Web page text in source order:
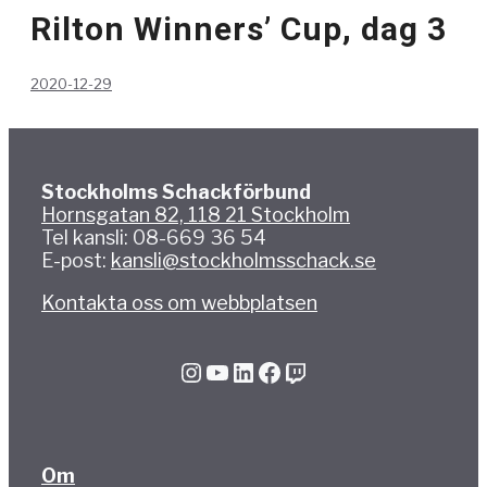
Rilton Winners’ Cup, dag 3
2020-12-29
Stockholms Schackförbund
Hornsgatan 82, 118 21 Stockholm
Tel kansli: 08-669 36 54
E-post: kansli@stockholmsschack.se
Kontakta oss om webbplatsen
InstagramYouTube LinkedIn Facebook Twitch
Om